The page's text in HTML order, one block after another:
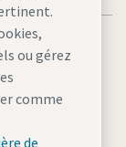
ou gérez
comme
de